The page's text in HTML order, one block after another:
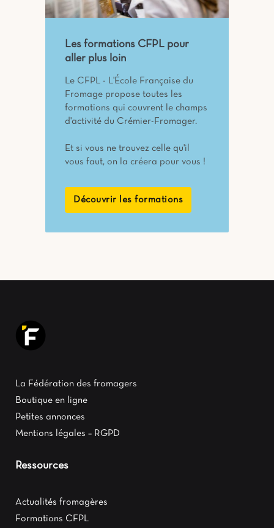
Les formations CFPL pour
aller plus loin
Le CFPL - L'École Française du
Fromage propose toutes les
formations qui couvrent le champs
d'activité du Crémier-Fromager.
Et si vous ne trouvez celle qu'il
vous faut, on la créera pour vous !
Découvrir les formations
La Fédération des fromagers
Boutique en ligne
Petites annonces
Mentions légales – RGPD
Ressources
Actualités fromagères
Formations CFPL